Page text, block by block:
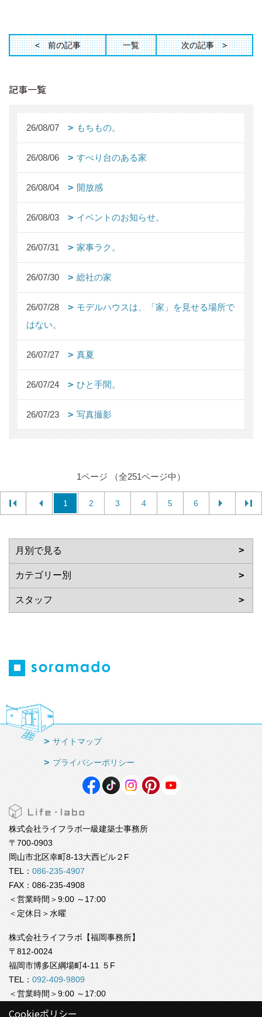
前の記事 一覧 次の記事
記事一覧
26/08/07 もちもの。
26/08/06 すべり台のある家
26/08/04 開放感
26/08/03 イベントのお知らせ。
26/07/31 家事ラク。
26/07/30 総社の家
26/07/28
モデルハウスは、「家」を見せる場所で
はない。
26/07/27 真夏
26/07/24 ひと手間。
26/07/23 写真撮影
1ページ （全251ページ中）
1 2 3 4 5 6
サイトマップ
プライバシーポリシー
株式会社ライフラボ一級建築士事務所
〒700-0903
岡山市北区幸町8-13大西ビル２F
TEL：086-235-4907
FAX：086-235-4908
＜営業時間＞9:00 ～17:00
＜定休日＞水曜
株式会社ライフラボ【福岡事務所】
〒812-0024
福岡市博多区綱場町4-11 ５F
TEL：092-409-9809
＜営業時間＞9:00 ～17:00
＜定休日＞水曜
Cookieポリシー